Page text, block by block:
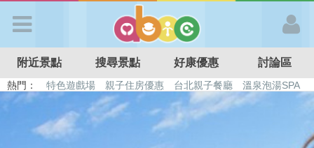
APP登入
首 頁
附近景點 搜尋景點 好康優惠 討論區
熱門： 特色遊戲場 親子住房優惠 台北親子餐廳
溫泉泡湯SPA
溜滑梯民宿
觀光工廠 日本親子景點